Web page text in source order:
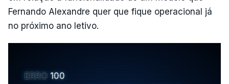
Fernando Alexandre quer que fique operacional já
no próximo ano letivo.
ERRO 100